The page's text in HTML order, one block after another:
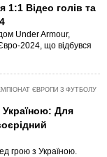
Відео голів та
Under Armour,
2024, що відбувся
ЄВРОПИ З ФУТБОЛУ
Для
грою з Україною.